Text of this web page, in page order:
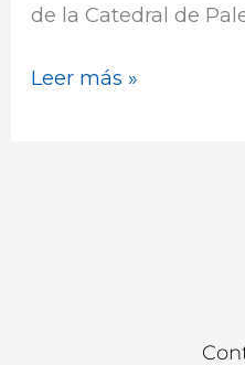
de la Catedral de
DE
DE
Leer más »